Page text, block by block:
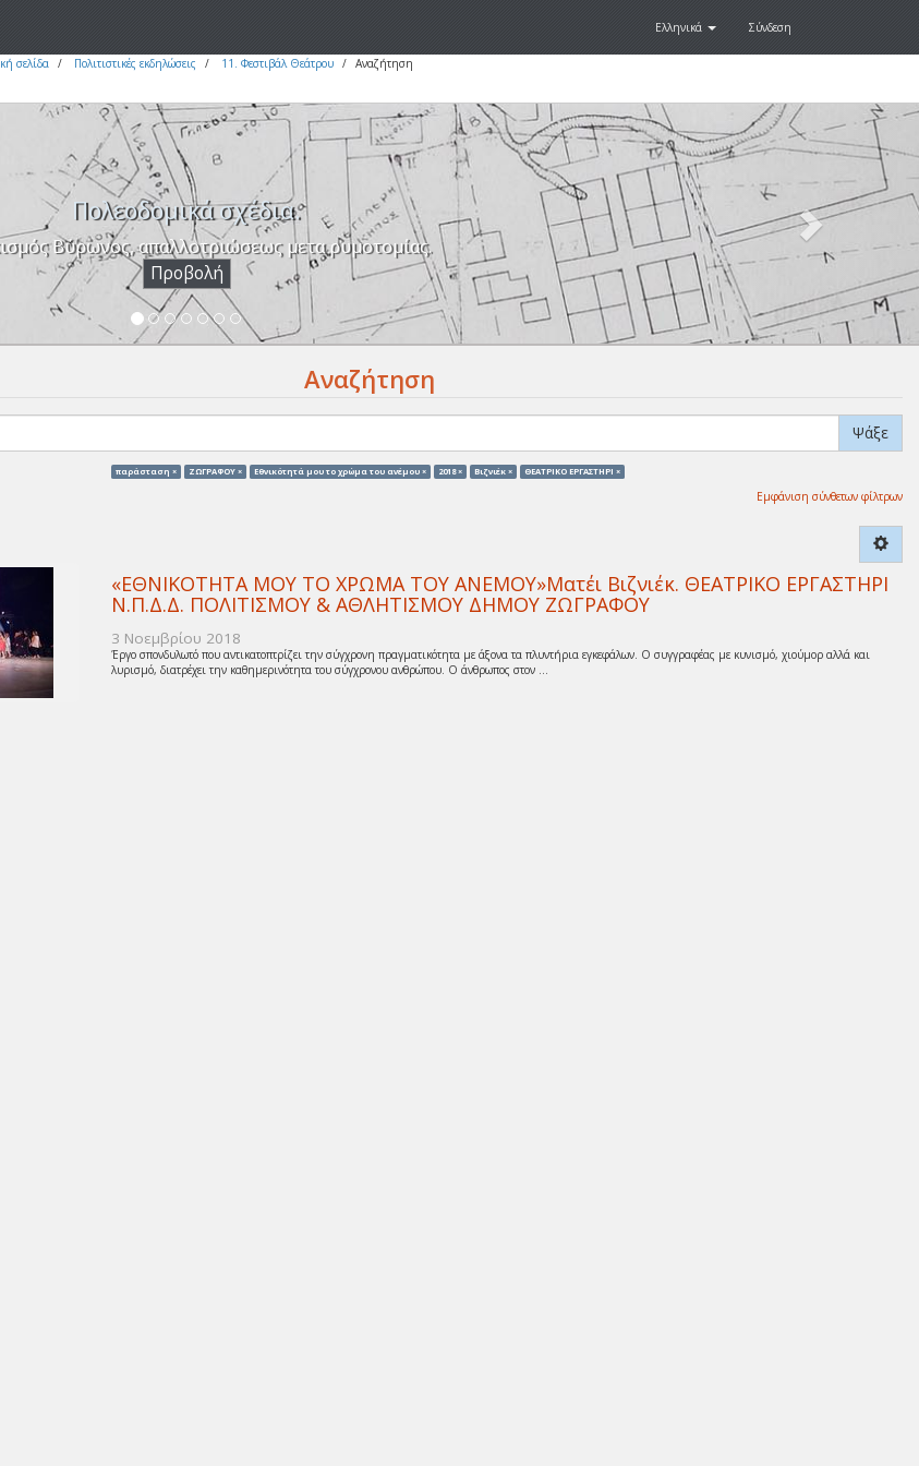
Ελληνικά Σύνδεση
σελίδα Πολιτιστικές εκδηλώσεις 11. Φεστιβάλ Θεάτρου Αναζήτηση
Πολεοδομικά σχέδια.
Βύρωνος, απαλλοτριώσεως μετα ρυμοτομίας.
Προβολή
Next
Αναζήτηση
Ψάξε
παράσταση × ΖΩΓΡΑΦΟΥ × Eθνικότητά μου το χρώμα του ανέμου × 2018 × Βιζνιέκ × ΘΕΑΤΡΙΚΟ ΕΡΓΑΣΤΗΡΙ ×
Εμφάνιση σύνθετων φίλτρων
«ΕΘΝΙΚΟΤΗΤΑ ΜΟΥ ΤΟ ΧΡΩΜΑ ΤΟΥ ΑΝΕΜΟΥ»Ματέι Βιζνιέκ. ΘΕΑΤΡΙΚΟ ΕΡΓΑΣΤΗΡΙ
Ν.Π.Δ.Δ. ΠΟΛΙΤΙΣΜΟΥ & ΑΘΛΗΤΙΣΜΟΥ ΔΗΜΟΥ ΖΩΓΡΑΦΟΥ
3 Νοεμβρίου 2018
Έργο σπονδυλωτό που αντικατοπτρίζει την σύγχρονη πραγματικότητα με άξονα τα πλυντήρια εγκεφάλων. Ο συγγραφέας με κυνισμό, χιούμορ αλλά και
λυρισμό, διατρέχει την καθημερινότητα του σύγχρονου ανθρώπου. Ο άνθρωπος στον ...